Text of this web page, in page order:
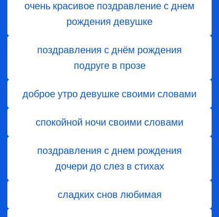
очень красивое поздравление с днем
рождения девушке
поздравления с днём рождения
подруге в прозе
доброе утро девушке своими словами
спокойной ночи своими словами
поздравления с днем ​​рождения
дочери до слез в стихах
сладких снов любимая